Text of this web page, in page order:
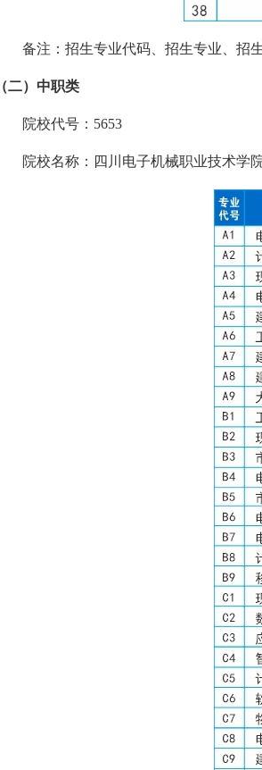
备注：招生专业代码、招生专业、招
（二）中职类
院校代号：5653
院校名称：四川电子机械职业技术学